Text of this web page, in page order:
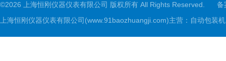
©2026 上海恒刚仪器仪表有限公司 版权所有 All Rights Reserved.
备
上海恒刚仪器仪表有限公司(www.91baozhuangji.com)主营：自动包